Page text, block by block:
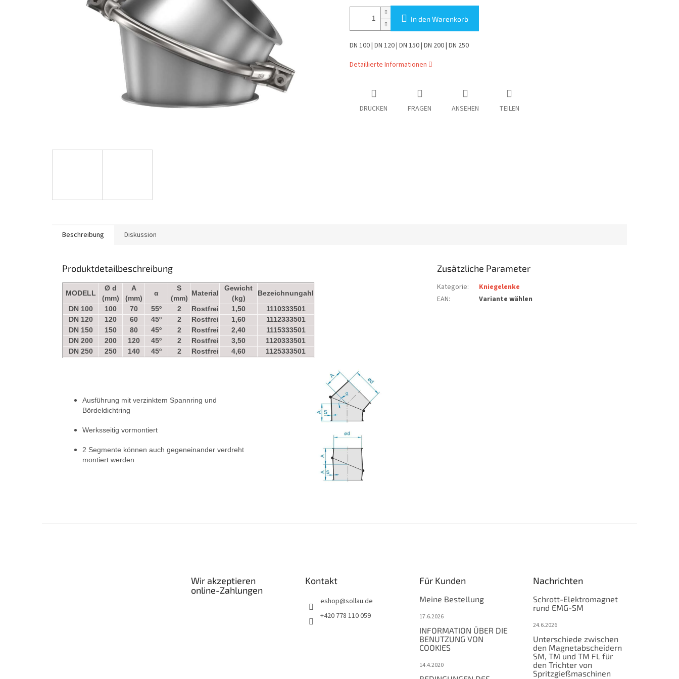
In den Warenkorb
DN 100 | DN 120 | DN 150 | DN 200 | DN 250
Detaillierte Informationen
DRUCKEN FRAGEN ANSEHEN TEILEN
Beschreibung Diskussion
Produktdetailbeschreibung
MODELL
Ø d
(mm)
A
(mm)
α
S
(mm)
Material
Gewicht
(kg)
Bezeichnungahl
DN 100
100 70 55º 2 Rostfrei 1,50
1110333501
DN 120
120 60 45º 2 Rostfrei 1,60
1112333501
DN 150
150 80 45º 2 Rostfrei 2,40
1115333501
DN 200
200 120 45º 2 Rostfrei 3,50
1120333501
DN 250
250 140 45º 2 Rostfrei 4,60 1125333501
Ausführung mit verzinktem Spannring und
Bördeldichtring
Werksseitig vormontiert
2 Segmente können auch gegeneinander verdreht
montiert werden
Zusätzliche Parameter
Kategorie:
Kniegelenke
EAN: Variante wählen
Wir akzeptieren
online-Zahlungen
Kontakt
eshop@sollau.de
+420 778 110 059
Für Kunden
Meine Bestellung
17.6.2026
INFORMATION ÜBER DIE
BENUTZUNG VON
COOKIES
14.4.2020
Nachrichten
Schrott-Elektromagnet
rund EMG-SM
24.6.2026
Unterschiede zwischen
den Magnetabscheidern
SM, TM und TM FL für
den Trichter von
Spritzgießmaschinen